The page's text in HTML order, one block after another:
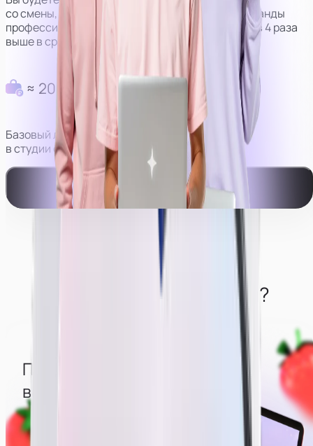
со смены, но за счёт наличия персональной команды
профессионалов, сумма получается в среднем в 4 раза
выше в сравнении с моделями без оператора.
≈ 200 000 руб в месяц
Базовый личный доход моделей
в студии с оператором.
Смотреть видео-пример работы
Что нужно от моделей?
Понимать, что
вебкам — сфера 18+
Вебкам — сфера, где зарплата строится на донатах
за действия эротического характера.